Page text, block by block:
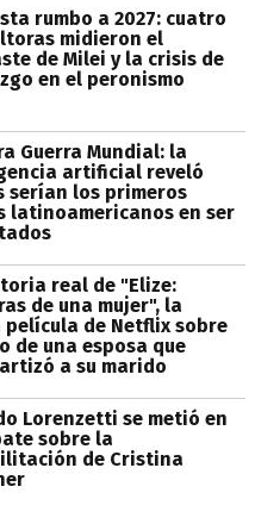
rumbo a 2027: cuatro
midieron el
de Milei y la crisis de
en el peronismo
Guerra Mundial: la
artificial reveló
serían los primeros
latinoamericanos en ser
real de "Elize:
de una mujer", la
película de Netflix sobre
de una esposa que
a su marido
Lorenzetti se metió en
sobre la
de Cristina